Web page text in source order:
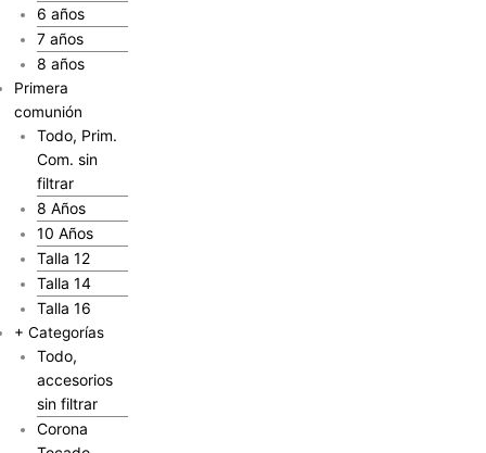
6 años
7 años
8 años
Primera
comunión
Todo, Prim.
Com. sin
filtrar
8 Años
10 Años
Talla 12
Talla 14
Talla 16
+ Categorías
Todo,
accesorios
sin filtrar
Corona